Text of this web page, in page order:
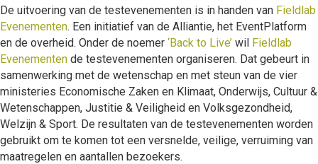
De uitvoering van de testevenementen is in handen van Fieldlab
Evenementen. Een initiatief van de Alliantie, het EventPlatform
en de overheid. Onder de noemer ‘Back to Live’ wil Fieldlab
Evenementen de testevenementen organiseren. Dat gebeurt in
samenwerking met de wetenschap en met steun van de vier
ministeries Economische Zaken en Klimaat, Onderwijs, Cultuur &
Wetenschappen, Justitie & Veiligheid en Volksgezondheid,
Welzijn & Sport. De resultaten van de testevenementen worden
gebruikt om te komen tot een versnelde, veilige, verruiming van
maatregelen en aantallen bezoekers.